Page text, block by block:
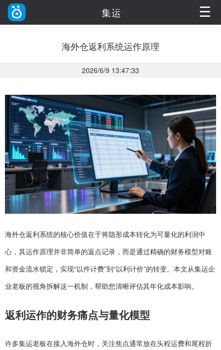
集运 ☰
海外仓返利系统运作原理
2026/6/9 13:47:33
海外仓返利系统的核心价值在于将隐形成本转化为可量化的利润中
心，其运作原理并非简单的返点记录，而是通过精确的财务模型对账
和资金流水锁定，实现“以件计费”到“以利计价”的转变。本文从集运企
业老板的视角拆解这一机制，帮助您清晰评估其年化成本影响。
返利运作的财务痛点与量化模型
许多集运老板在接入海外仓时，关注焦点通常放在头程运费和尾程折